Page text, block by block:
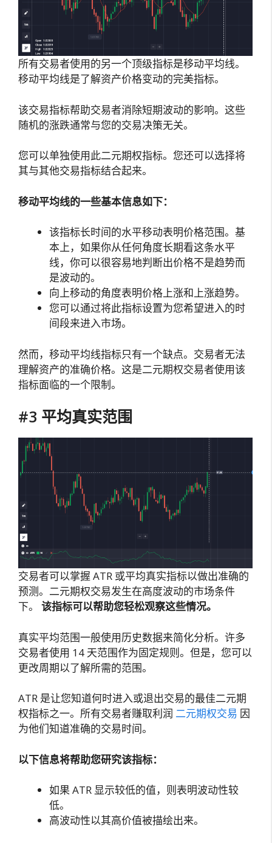
所有交易者使用的另一个顶级指标是移动平均线。
移动平均线是了解资产价格变动的完美指标。
该交易指标帮助交易者消除短期波动的影响。这些
随机的涨跌通常与您的交易决策无关。
您可以单独使用此二元期权指标。您还可以选择将
其与其他交易指标结合起来。
移动平均线的一些基本信息如下：
该指标长时间的水平移动表明价格范围。基
本上，如果你从任何角度长期看这条水平
线，你可以很容易地判断出价格不是趋势而
是波动的。
向上移动的角度表明价格上涨和上涨趋势。
您可以通过将此指标设置为您希望进入的时
间段来进入市场。
然而，移动平均线指标只有一个缺点。交易者无法
理解资产的准确价格。这是二元期权交易者使用该
指标面临的一个限制。
#3 平均真实范围
交易者可以掌握 ATR 或平均真实指标以做出准确的
预测。二元期权交易发生在高度波动的市场条件
下。 该指标可以帮助您轻松观察这些情况。
真实平均范围一般使用历史数据来简化分析。许多
交易者使用 14 天范围作为固定规则。但是，您可以
更改周期以了解所需的范围。
ATR 是让您知道何时进入或退出交易的最佳二元期
权指标之一。所有交易者赚取利润 二元期权交易 因
为他们知道准确的交易时间。
以下信息将帮助您研究该指标：
如果 ATR 显示较低的值，则表明波动性较
低。
高波动性以其高价值被描绘出来。